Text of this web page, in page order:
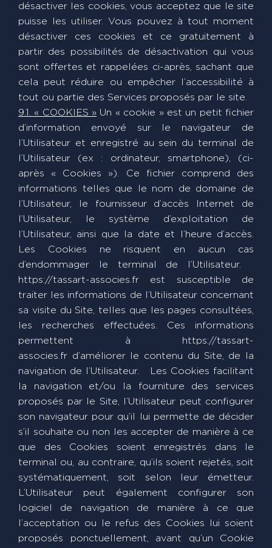
désactiver les cookies, vous acceptez que le site
puisse les utiliser. Vous pouvez à tout moment
désactiver ces cookies et ce gratuitement à
partir des possibilités de désactivation qui vous
sont offertes et rappelées ci-après, sachant que
cela peut réduire ou empêcher l’accessibilité à
tout ou partie des Services proposés par le site.
9.1. « COOKIES » Un « cookie » est un petit fichier
d’information envoyé sur le navigateur de
l’Utilisateur et enregistré au sein du terminal de
l’Utilisateur (ex : ordinateur, smartphone), (ci-
après « Cookies »). Ce fichier comprend des
informations telles que le nom de domaine de
l’Utilisateur, le fournisseur d’accès Internet de
l’Utilisateur, le système d’exploitation de
l’Utilisateur, ainsi que la date et l’heure d’accès.
Les Cookies ne risquent en aucun cas
d’endommager le terminal de l’Utilisateur.
https://tassart-associes.fr est susceptible de
traiter les informations de l’Utilisateur concernant
sa visite du Site, telles que les pages consultées,
les recherches effectuées. Ces informations
permettent à https://tassart-
associes.fr d’améliorer le contenu du Site, de la
navigation de l’Utilisateur. Les Cookies facilitant
la navigation et/ou la fourniture des services
proposés par le Site, l’Utilisateur peut configurer
son navigateur pour qu’il lui permette de décider
s’il souhaite ou non les accepter de manière à ce
que des Cookies soient enregistrés dans le
terminal ou, au contraire, qu’ils soient rejetés, soit
systématiquement, soit selon leur émetteur.
L’Utilisateur peut également configurer son
logiciel de navigation de manière à ce que
l’acceptation ou le refus des Cookies lui soient
proposés ponctuellement, avant qu’un Cookie